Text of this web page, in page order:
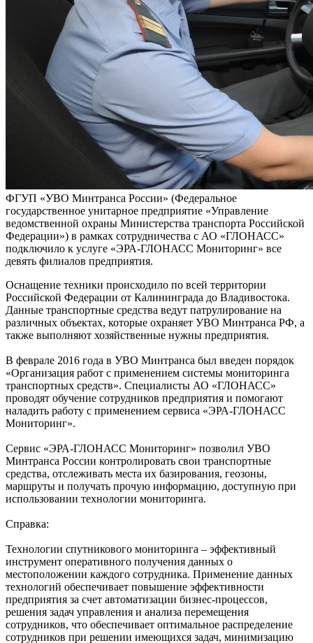
ФГУП «УВО Минтранса России» (Федеральное
государственное унитарное предприятие «Управление
ведомственной охраны Министерства транспорта Российской
Федерации») в рамках сотрудничества с АО «ГЛОНАСС»
подключило к услуге «ЭРА-ГЛОНАСС Мониторинг» все
девять филиалов предприятия.
Оснащение техники происходило по всей территории
Российской Федерации от Калининграда до Владивостока.
Данные транспортные средства ведут патрулирование на
различных объектах, которые охраняет УВО Минтранса РФ, а
также выполняют хозяйственные нужны предприятия.
В феврале 2016 года в УВО Минтранса был введен порядок
«Организация работ с применением системы мониторинга
транспортных средств». Специалисты АО «ГЛОНАСС»
проводят обучение сотрудников предприятия и помогают
наладить работу с применением сервиса «ЭРА-ГЛОНАСС
Мониторинг».
Сервис «ЭРА-ГЛОНАСС Мониторинг» позволил УВО
Минтранса России контролировать свои транспортные
средства, отслеживать места их базирования, геозоны,
маршруты и получать прочую информацию, доступную при
использовании технологии мониторинга.
Справка:
Технологии спутникового мониторинга – эффективный
инструмент оперативного получения данных о
местоположении каждого сотрудника. Применение данных
технологий обеспечивает повышение эффективности
предприятия за счет автоматизации бизнес-процессов,
решения задач управления и анализа перемещения
сотрудников, что обеспечивает оптимальное распределение
сотрудников при решении имеющихся задач, минимизацию